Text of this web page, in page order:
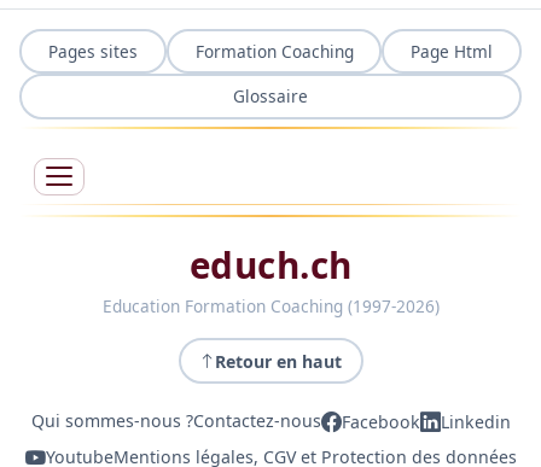
Pages sites Formation Coaching
Page Html
Glossaire
educh.ch
Education Formation Coaching (1997-2026)
Retour en haut
Qui sommes-nous ?Contactez-nous Facebook
Linkedin
YoutubeMentions légales, CGV et Protection des données